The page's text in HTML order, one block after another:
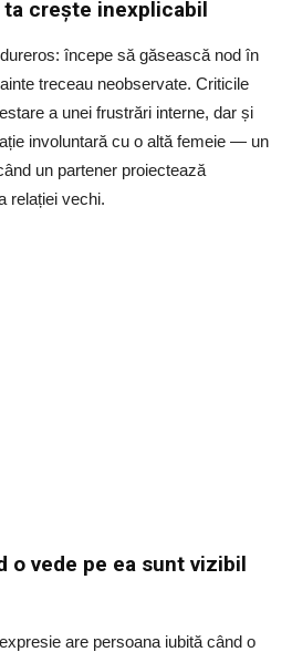
ta crește inexplicabil
începe să găsească nod în
treceau neobservate. Criticile
a unei frustrări interne, dar și
involuntară cu o altă femeie — un
un partener proiectează
relației vechi.
o vede pe ea sunt vizibil
are persoana iubită când o